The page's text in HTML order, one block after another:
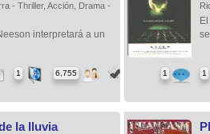
- Thriller, Acción, Drama -
interpretará a un
1 6,755 1 1
la lluvia